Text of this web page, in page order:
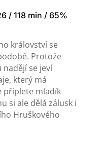
/ 118 min / 65%
království se
Protože
nadějí se jeví
který má
připlete mladík
si ale dělá zálusk i
Hruškového